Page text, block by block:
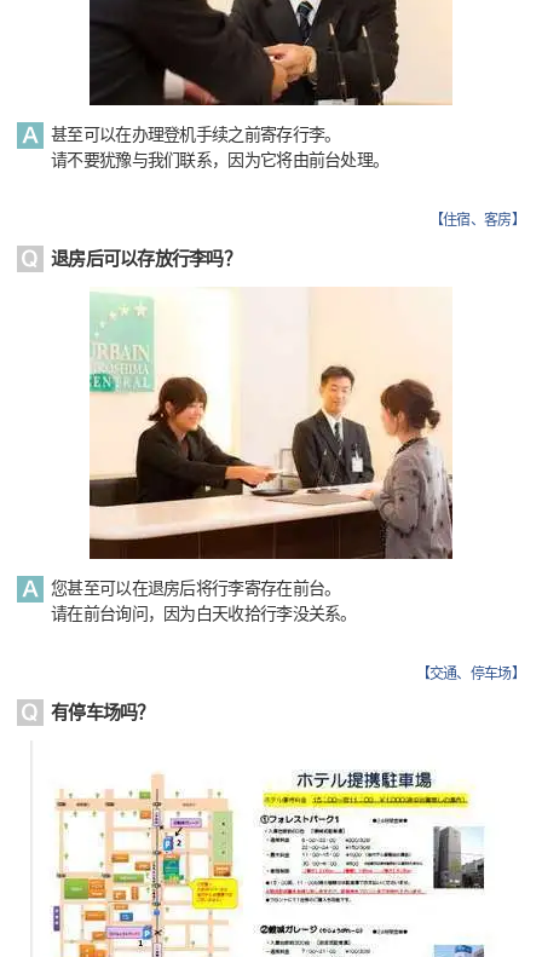
甚至可以在办理登机手续之前寄存行李。
请不要犹豫与我们联系，因为它将由前台处理。
【住宿、客房】
退房后可以存放行李吗？
您甚至可以在退房后将行李寄存在前台。
请在前台询问，因为白天收拾行李没关系。
【交通、停车场】
有停车场吗？